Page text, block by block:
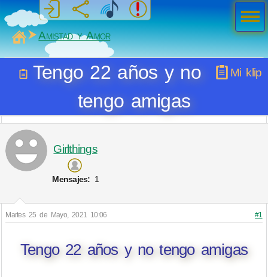
MiSabueso
Amistad y Amor
Mi klip
Tengo 22 años y no
tengo amigas
Girlthings
Mensajes: 1
Martes 25 de Mayo, 2021 10:06 #1
Tengo 22 años y no tengo amigas
Men
ú